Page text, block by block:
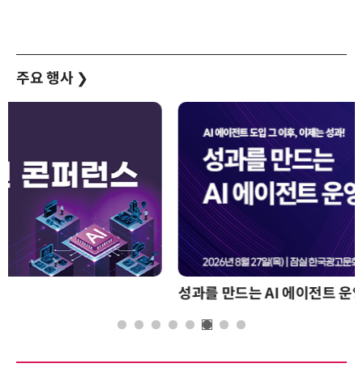
주요 행사 ❯
성과를 만드는 AI 에이전트 운영 전략 및 사례